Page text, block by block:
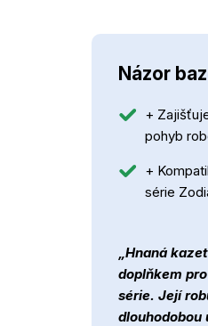
Názor
+
pohyb
+
série
„Hnaná
doplňkem
série. Její
dlouhodobou